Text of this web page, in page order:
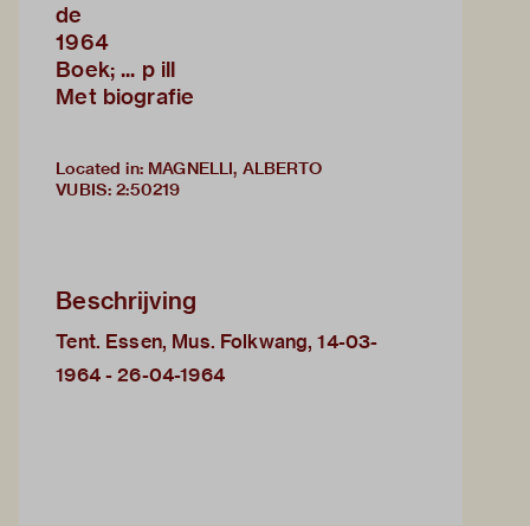
de
1964
Boek; ... p ill
Met biografie
Located in: MAGNELLI, ALBERTO
VUBIS: 2:50219
Beschrijving
Tent. Essen, Mus. Folkwang, 14-03-
1964 - 26-04-1964